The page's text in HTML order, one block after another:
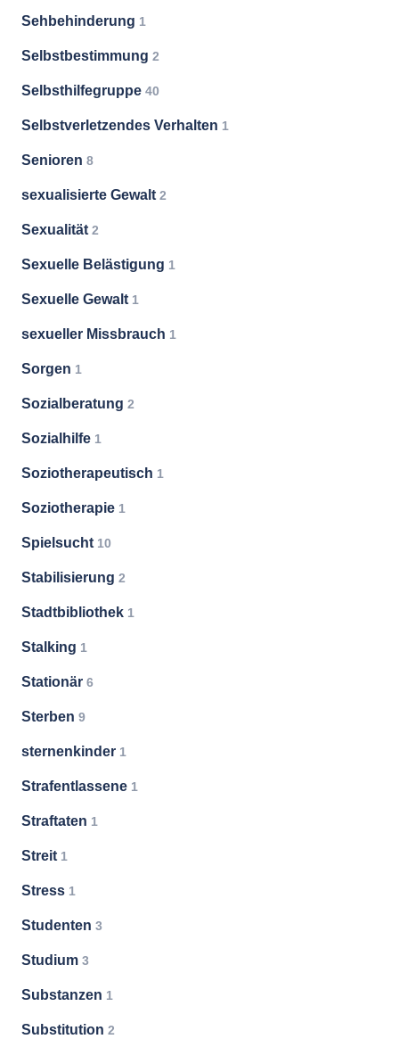
Sehbehinderung 1
Selbstbestimmung 2
Selbsthilfegruppe 40
Selbstverletzendes Verhalten 1
Senioren 8
sexualisierte Gewalt 2
Sexualität 2
Sexuelle Belästigung 1
Sexuelle Gewalt 1
sexueller Missbrauch 1
Sorgen 1
Sozialberatung 2
Sozialhilfe 1
Soziotherapeutisch 1
Soziotherapie 1
Spielsucht 10
Stabilisierung 2
Stadtbibliothek 1
Stalking 1
Stationär 6
Sterben 9
sternenkinder 1
Strafentlassene 1
Straftaten 1
Streit 1
Stress 1
Studenten 3
Studium 3
Substanzen 1
Substitution 2